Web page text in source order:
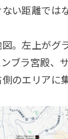
い距離では
。左上がグ
ブラ宮殿、
のエリアに